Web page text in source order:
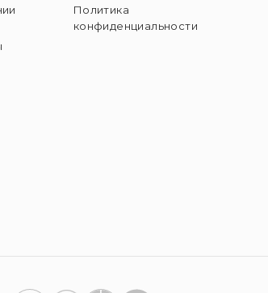
Политика
конфиденциальности